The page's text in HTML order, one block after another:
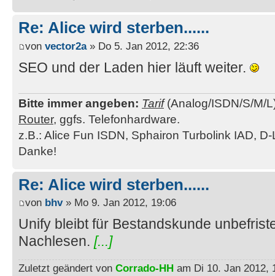
Re: Alice wird sterben......
von vector2a» Do 5. Jan 2012, 22:36
SEO und der Laden hier läuft weiter.
Bitte immer angeben: Tarif(Analog/ISDN/S/M/
Router, ggfs. Telefonhardware.
z.B.: Alice Fun ISDN, Sphairon Turbolink IAD,
Danke!
Re: Alice wird sterben......
von bhv» Mo 9. Jan 2012, 19:06
Unify bleibt für Bestandskunde
Nachlesen. [...]
Zuletzt geändert von Corrado-HH am Di 10. Jan 2012,